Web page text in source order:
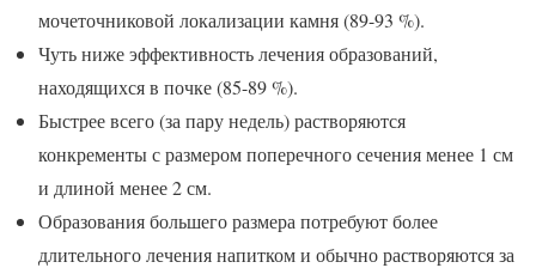
мочеточниковой локализации камня (89-93 %).
Чуть ниже эффективность лечения образований,
находящихся в почке (85-89 %).
Быстрее всего (за пару недель) растворяются
конкременты с размером поперечного сечения менее 1 см
и длиной менее 2 см.
Образования большего размера потребуют более
длительного лечения напитком и обычно растворяются за